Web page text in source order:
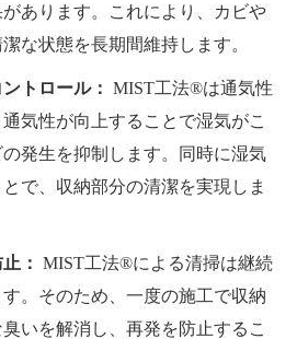
あります。これにより、カビや
な状態を長期間維持します。
トロール： MIST工法®は通気性
気性が向上することで湿気がこ
発生を抑制します。同時に湿気
で、収納部分の清潔を実現しま
： MIST工法®による清掃は継続
。そのため、一度の施工で収納
いを解消し、再発を防止するこ